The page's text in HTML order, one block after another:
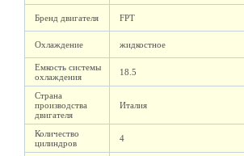
Бренд двигателя FPT
Охлаждение жидкостное
Емкость системы
охлаждения
18.5
Страна
производства
двигателя
Италия
Количество
цилиндров
4